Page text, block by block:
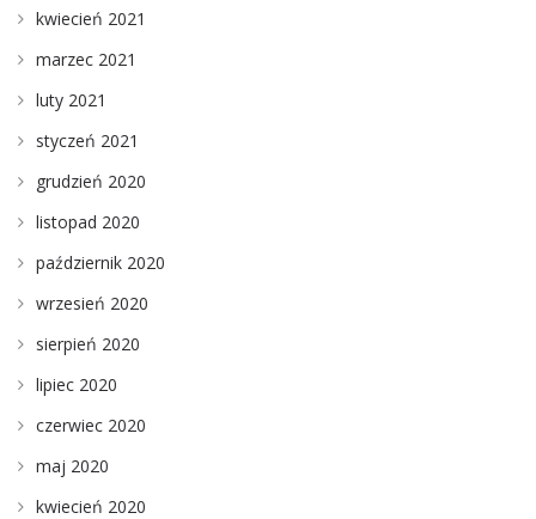
kwiecień 2021
marzec 2021
luty 2021
styczeń 2021
grudzień 2020
listopad 2020
październik 2020
wrzesień 2020
sierpień 2020
lipiec 2020
czerwiec 2020
maj 2020
kwiecień 2020